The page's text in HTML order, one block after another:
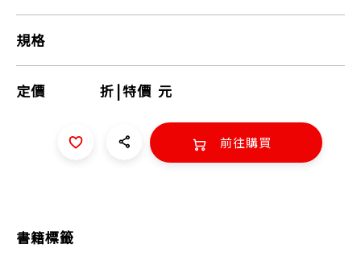
規格
定價 折 |特價 元
前往購買
書籍標籤